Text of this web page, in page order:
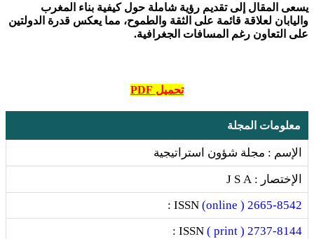
يسعى المقال إلى تقديم رؤية شاملة حول كيفية بناء المغرب
واليابان لعلاقة قائمة على الثقة والطموح، مما يعكس قدرة الدولتين
على التعاون رغم المسافات الجغرافية.
تحميل PDF
معلومات المجلة
الإسم : مجلة شؤون استراتيجية
الإختصار : J S A
2665-8542 ( online)
2737-8144 ( print )